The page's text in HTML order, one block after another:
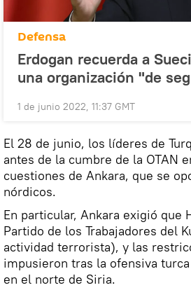
Defensa
Erdogan recuerda a
una organización "de
1 de junio 2022, 11:37 GMT
El 28 de junio, los líderes de
antes de la cumbre de la OTAN
cuestiones de Ankara, que se
nórdicos.
En particular, Ankara exigió
Partido de los Trabajadores del
actividad terrorista), y las
impusieron tras la ofensiva
en el norte de Siria.